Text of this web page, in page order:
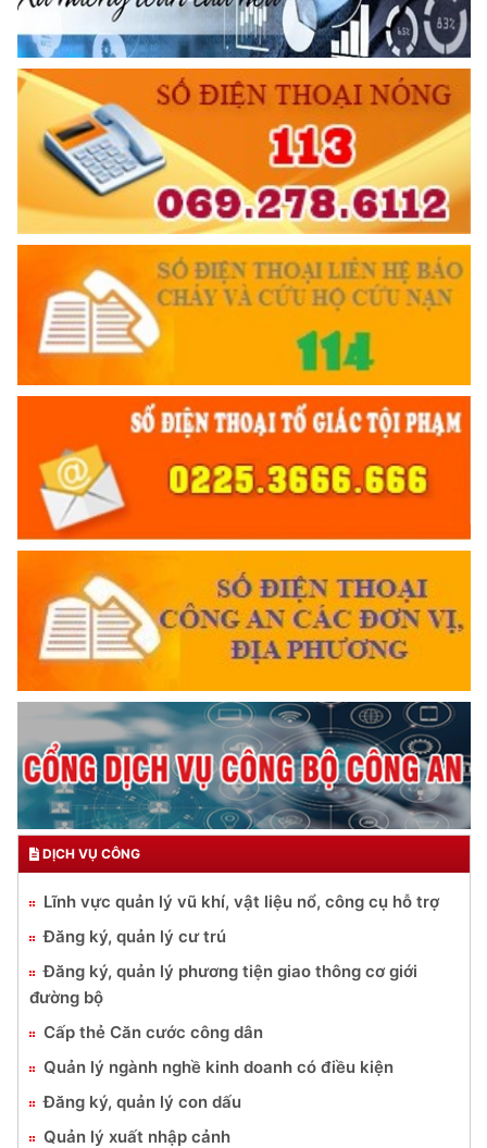
Đối với địch, phải
CƯƠNG QUYẾT, KHÔN KHÉO
Trích thư Chủ tịch Hồ Chí Minh
gửi Công an Khu XII,
ngày 11 tháng 3 năm 1948.
DỊCH VỤ CÔNG
Lĩnh vực quản lý vũ khí, vật liệu nổ, công cụ hỗ trợ
Đăng ký, quản lý cư trú
Đăng ký, quản lý phương tiện giao thông cơ giới
đường bộ
Cấp thẻ Căn cước công dân
Quản lý ngành nghề kinh doanh có điều kiện
Đăng ký, quản lý con dấu
Quản lý xuất nhập cảnh